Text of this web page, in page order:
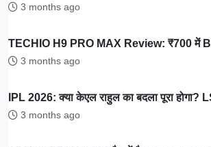
3 months ago
TECHIO H9 PRO MAX Review: ₹700 में
3 months ago
IPL 2026: क्या केएल राहुल का बदला पूरा होगा?
3 months ago